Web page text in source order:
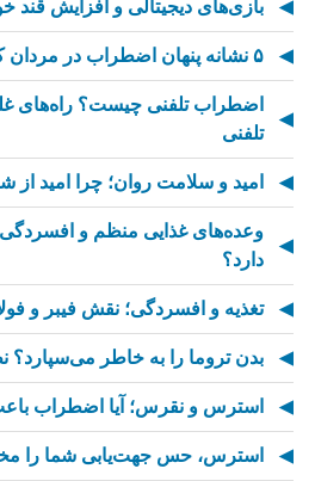
بازی‌های دیجیتالی و افزایش قند
۵ نشانه پنهان اضطراب در مردان که کمتر شناخته شده‌اند
اضطراب تلفنی چیست؟ راه‌های
تلفنی
امید و سلامت روان؛ چرا امید
وعده‌های غذایی منظم و
دارد؟
تغذیه و افسردگی؛ نقش فیبر و
بدن تروما را به خاطر
استرس و نقرس؛ آیا اضطراب
استرس، حس جهت‌یابی شما را